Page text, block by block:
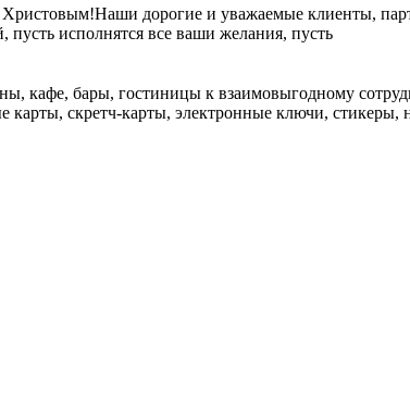
дорогие и уважаемые клиенты,
исполнятся все ваши желания, пусть
кафе, бары, гостиницы к взаимовыгодному
карты, скретч-карты, электронные ключи,